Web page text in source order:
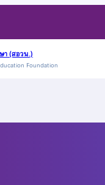
า (สอวน.)
Foundation